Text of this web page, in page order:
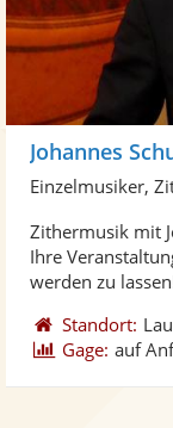
Johannes
Einzelmusiker,
Zithermusik mit
Ihre
werden zu
Standort:
Gage: auf